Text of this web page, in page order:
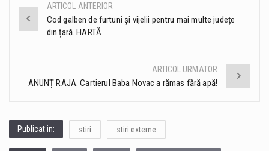
Post
navigation
ARTICOL ANTERIOR
Cod galben de furtuni și vijelii pentru mai multe județe
din țară. HARTĂ
ARTICOL URMATOR
ANUNȚ RAJA. Cartierul Baba Novac a rămas fără apă!
Publicat in: stiri stiri externe